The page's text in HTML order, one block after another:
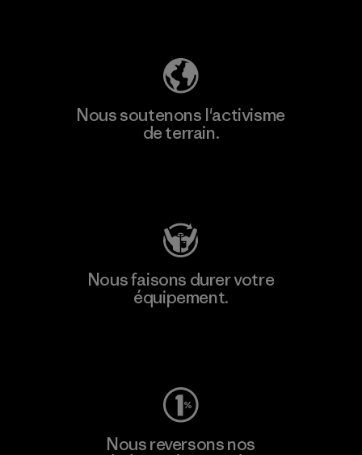
Nous soutenons l'activisme
de terrain.
Nous faisons durer votre
équipement.
Nous reversons nos